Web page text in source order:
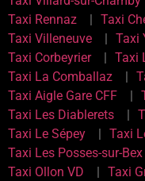
Taxi Rennaz
Taxi
Taxi Villeneuve
Taxi
Taxi Corbeyrier
Taxi
Taxi La Comballaz
Taxi Aigle Gare CFF
Taxi Les Diablerets
Taxi Le Sépey
Taxi
Taxi Les Posses-sur-Bex
Taxi Ollon VD
Taxi